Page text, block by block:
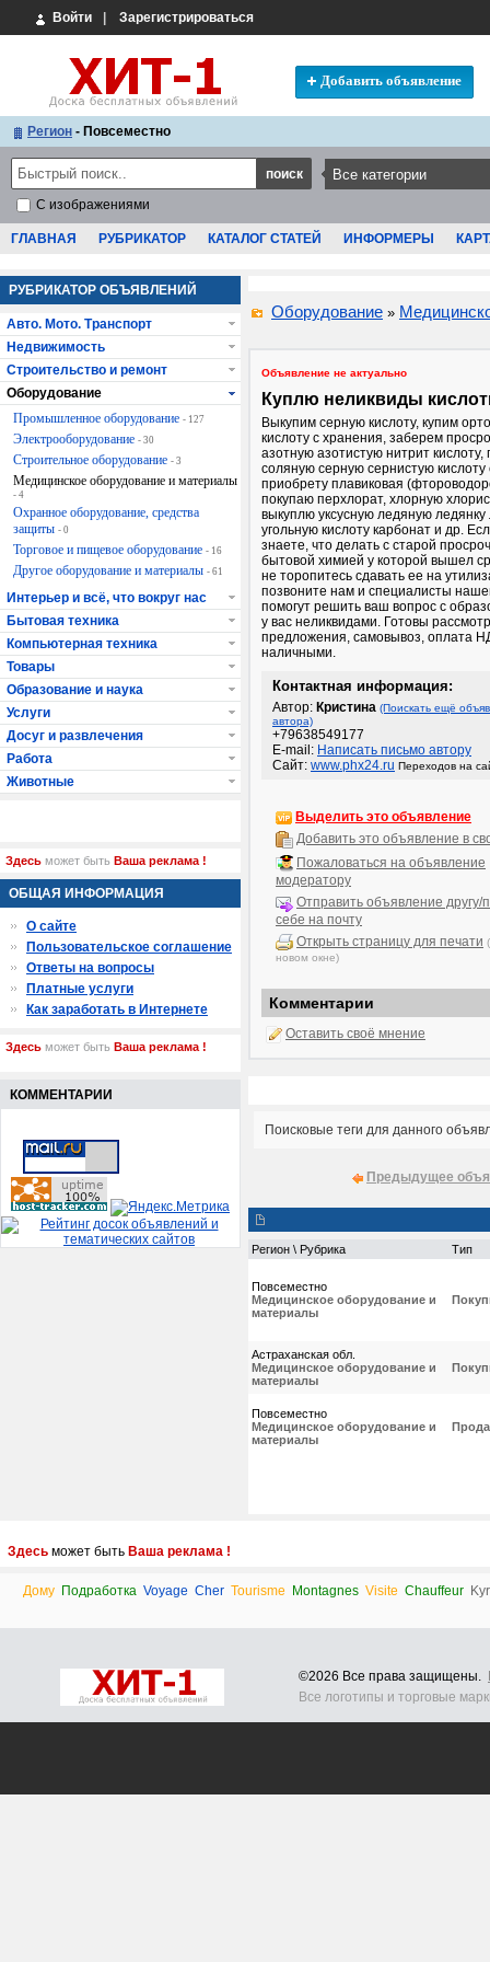
Войти Зарегистрироваться
Добавить объявление
Регион - Повсеместно
С изображениями
ГЛАВНАЯ РУБРИКАТОР КАТАЛОГ СТАТЕЙ ИНФОРМЕРЫ
Оборудование »
Объявление не актуально
Куплю неликвиды
Выкупим серную кислоту, купим
кислоту с хранения, заберем
азотную азотистую нитрит
соляную серную сернистую кислоту
приобрету плавиковая
покупаю перхлорат, хлорную
выкуплю уксусную ледяную ледянку
угольную кислоту карбонат и др.
знаете, что делать с старой
бытовой химией у которой вышел
не торопитесь сдавать ее на
позвоните нам и специалисты
помогут решить ваш вопрос с
у вас неликвидами. Готовы
предложения, самовывоз, оплата
наличными.
Контактная информация:
Автор: Кристина (Поискать ещё
автора)
+79638549177
E-mail: Написать письмо автору
Сайт: www.phx24.ru Переходов на
Выделить это объявление
Добавить это объявление в
Пожаловаться на объявление
модератору
Отправить объявление другу/
себе на почту
Открыть страницу для печати
новом окне)
Комментарии
Оставить своё мнение
Поисковые теги для данного
Предыдущее
Регион \ Рубрика Тип
Повсеместно
Медицинское оборудование и
материалы
Астраханская обл.
Медицинское оборудование и
материалы
Повсеместно
Медицинское оборудование и
материалы
РУБРИКАТОР ОБЪЯВЛЕНИЙ
Авто. Мото. Транспорт
Недвижимость
Строительство и ремонт
Оборудование
Промышленное оборудование - 127
Электрооборудование - 30
Строительное оборудование - 3
Медицинское оборудование и материалы
- 4
Охранное оборудование, средства
защиты - 0
Торговое и пищевое оборудование - 16
Другое оборудование и материалы - 61
Интерьер и всё, что вокруг нас
Бытовая техника
Компьютерная техника
Товары
Образование и наука
Услуги
Досуг и развлечения
Работа
Животные
Здесь может быть Ваша реклама !
ОБЩАЯ ИНФОРМАЦИЯ
О сайте
Пользовательское соглашение
Ответы на вопросы
Платные услуги
Как заработать в Интернете
Здесь может быть Ваша реклама !
КОММЕНТАРИИ
Здесь может быть Ваша реклама !
Дому Подработка Voyage Cher Tourisme Montagnes Visite Chauffeur
©2026 Все права защищены.
Все логотипы и торговые